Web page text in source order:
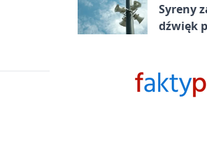
Syreny
dźwięk